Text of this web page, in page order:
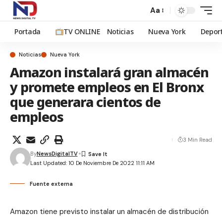
Aa
Portada TV ONLINE Noticias Nueva York
Noticias Nueva York
Amazon instalará gran almacén
y promete empleos en El Bronx
que generara cientos de
empleos
Last Updated: 10 De Noviembre De 2022 11:11 AM
ByNewsDigitalTV
3 Min Read
Fuente externa
Amazon tiene previsto instalar un almacén de distribución